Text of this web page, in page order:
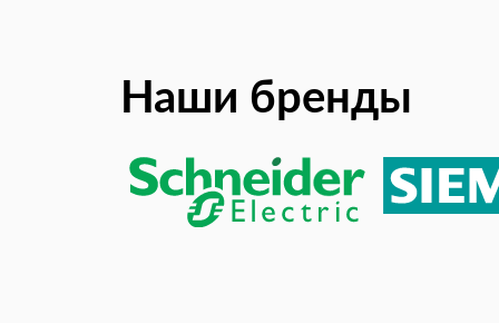
Наши бренды